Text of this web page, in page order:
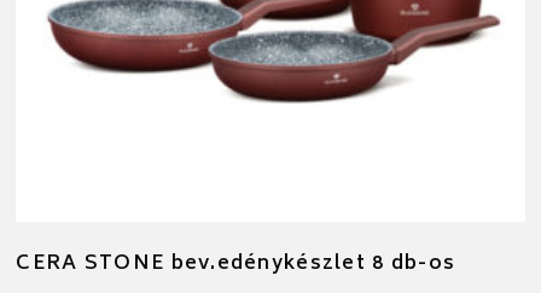
CERA STONE bev.edénykészlet 8 db-os